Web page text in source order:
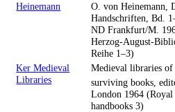
Heinemann
O. von Heinemann,
Handschriften, Bd.
ND Frankfurt/M.
Herzog-August-
Reihe 1–3)
Ker Medieval
Libraries
Medieval libraries
surviving books,
London 1964
handbooks 3)